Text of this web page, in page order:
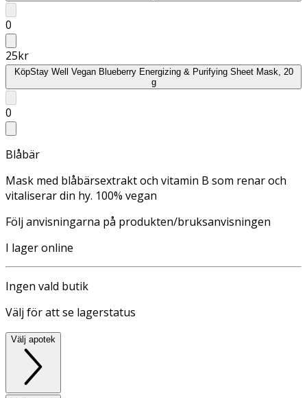
0
25kr
KöpStay Well Vegan Blueberry Energizing & Purifying Sheet Mask, 20
g
0
Blåbär
Mask med blåbärsextrakt och vitamin B som renar och
vitaliserar din hy. 100% vegan
Följ anvisningarna på produkten/bruksanvisningen
I lager online
Ingen vald butik
Välj för att se lagerstatus
Välj apotek